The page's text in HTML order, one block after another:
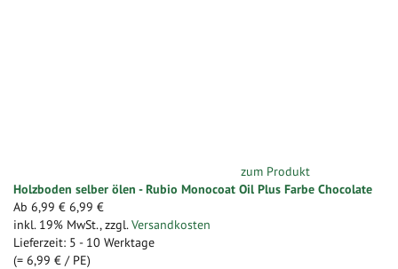
zum Produkt
Holzboden selber ölen - Rubio Monocoat Oil Plus Farbe Chocolate
Ab 6,99 € 6,99 €
inkl. 19% MwSt., zzgl. Versandkosten
Lieferzeit: 5 - 10 Werktage
(= 6,99 € / PE)